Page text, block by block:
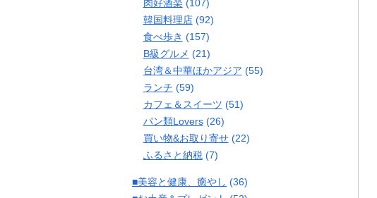
肉好酒楽 (107)
韓国料理店(92)
食べ歩き (157)
B級グルメ (21)
台湾＆中華ほかアジア (55)
ランチ (59)
カフェ＆スイーツ (51)
パン類Lovers(26)
買い物&お取り寄せ(22)
ふるさと納税(7)
■美容と健康、癒やし (36)